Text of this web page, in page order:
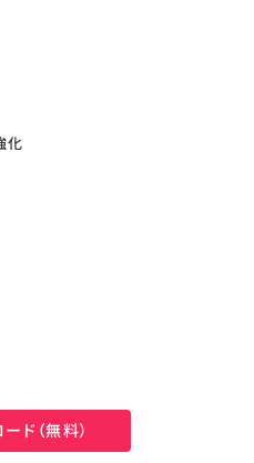
化
ティングサービス）
ド（無料）